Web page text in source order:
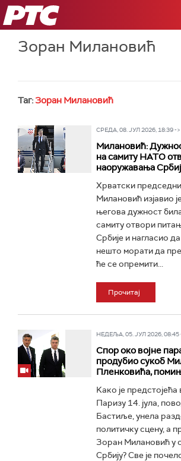
РТС
Зоран Милановић
Таг: Зоран Милановић
СРЕДА, 08. ЈУЛ 2026, 18:39 -
Милановић:
на самиту НАТО
наоружавања
Хрватски
Милановић изјавио
његова дужност
самиту отвори
Србије и нагласио
нешто морати да
ће се опремити...
Прочитај
НЕДЕЉА, 05. ЈУЛ 2026, 08:45
Спор око војне
продубио сукоб
Пленковића,
Kако је предстојећа
Паризу 14. јула,
Бастиље, унела
политичку сцену, а
Зоран Милановић у
Србију? Све је